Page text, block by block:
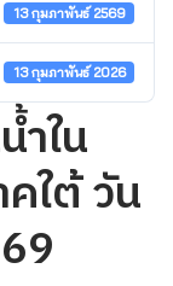
13 กุมภาพันธ์ 2569
13 กุมภาพันธ์ 2026
ใน
ใต้ วัน